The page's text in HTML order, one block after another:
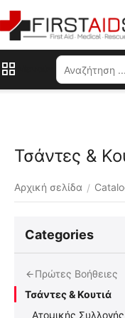
Τσάντες &
Αρχική σελίδα /
Сategories
Πρώτες Βοήθειες
Τσάντες & Κουτιά
Ατομικής Συλλογής